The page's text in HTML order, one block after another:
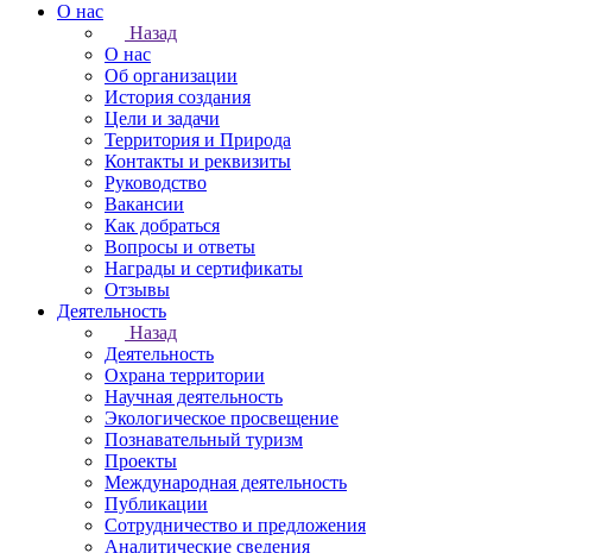
О нас
Назад
О нас
Об организации
История создания
Цели и задачи
Территория и Природа
Контакты и реквизиты
Руководство
Вакансии
Как добраться
Вопросы и ответы
Награды и сертификаты
Отзывы
Деятельность
Назад
Деятельность
Охрана территории
Научная деятельность
Экологическое просвещение
Познавательный туризм
Проекты
Международная деятельность
Публикации
Сотрудничество и предложения
Аналитические сведения